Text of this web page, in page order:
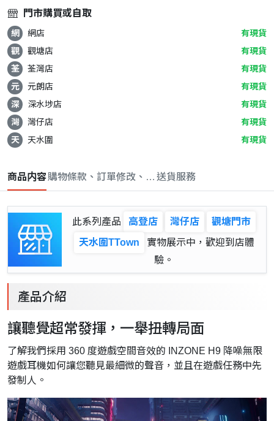
門市購買或自取
網 網店
有現貨
觀
觀塘店
有現貨
荃
荃灣店
有現貨
元
元朗店
有現貨
深
深水埗店
有現貨
灣
灣仔店
有現貨
天
天水圍 有現貨
商品内容購物條款、訂單修改、取消與退款政策
送貨服務
此系列產品 高登店 灣仔店
觀塘門市
天水圍TTown
實物展示中，歡迎到店體
驗。
產品介紹
讓聽覺超常發揮，一舉扭轉局面
了解我們採用 360 度遊戲空間音效的 INZONE H9 降噪無限
遊戲耳機如何讓您聽見最細微的聲音，並且在遊戲任務中先
發制人。